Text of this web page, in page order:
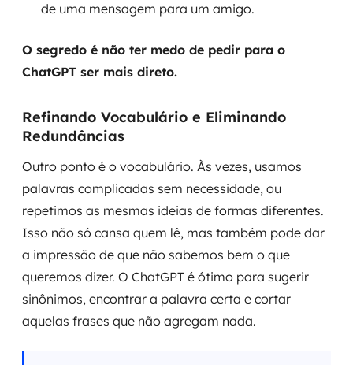
de uma mensagem para um amigo.
O segredo é não ter medo de pedir para o
ChatGPT ser mais direto.
Refinando Vocabulário e Eliminando
Redundâncias
Outro ponto é o vocabulário. Às vezes, usamos
palavras complicadas sem necessidade, ou
repetimos as mesmas ideias de formas diferentes.
Isso não só cansa quem lê, mas também pode dar
a impressão de que não sabemos bem o que
queremos dizer. O ChatGPT é ótimo para sugerir
sinônimos, encontrar a palavra certa e cortar
aquelas frases que não agregam nada.